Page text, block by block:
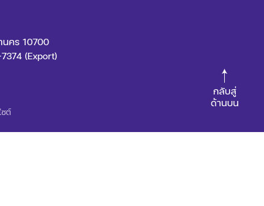
คร 10700
(Export)
ต์
กลับสู่
ด้านบน